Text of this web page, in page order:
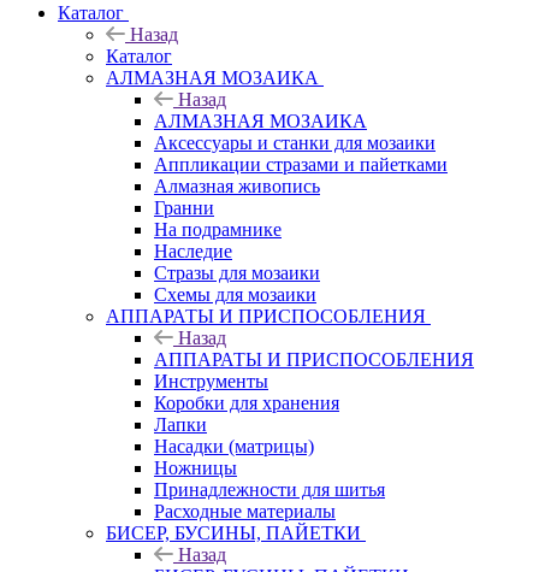
Каталог
Назад
Каталог
АЛМАЗНАЯ МОЗАИКА
Назад
АЛМАЗНАЯ МОЗАИКА
Аксессуары и станки для мозаики
Аппликации стразами и пайетками
Алмазная живопись
Гранни
На подрамнике
Наследие
Стразы для мозаики
Схемы для мозаики
АППАРАТЫ И ПРИСПОСОБЛЕНИЯ
Назад
АППАРАТЫ И ПРИСПОСОБЛЕНИЯ
Инструменты
Коробки для хранения
Лапки
Насадки (матрицы)
Ножницы
Принадлежности для шитья
Расходные материалы
БИСЕР, БУСИНЫ, ПАЙЕТКИ
Назад